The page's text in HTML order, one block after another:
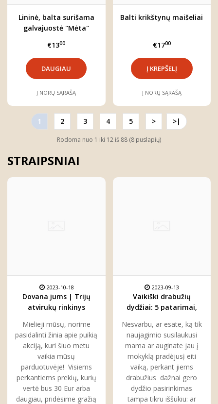
Lininė, balta surišama
galvajuostė "Mėta"
€1300
DAUGIAU
Į NORŲ SĄRAŠĄ
Balti krikštynų maišeliai
€1700
Į NORŲ SĄRAŠĄ
1 2 3 4 5 > >|
Rodoma nuo 1 iki 12 iš 88 (8 puslapių)
STRAIPSNIAI
2023-10-18
Dovana jums | Trijų
atvirukų rinkinys
Mielieji mūsų, norime
pasidalinti žinia apie puikią
akciją, kuri šiuo metu
vaikia mūsų
parduotuvėje! Visiems
perkantiems prekių, kurių
vertė bus 30 Eur arba
daugiau, pridėsime gražią
2023-09-13
Vaikiški drabužių
dydžiai: 5 patarimai,
pasirinkti
Nesvarbu, ar esate, ką tik
naujagimio susilaukusi
mama ar auginate jau į
mokyklą pradėjusį eiti
vaiką, perkant jiems
drabužius dažnai gero
dydžio pasirinkimas
tampa tikru iššūkiu: ar